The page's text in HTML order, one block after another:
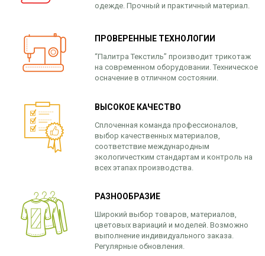
одежде. Прочный и практичный материал.
ПРОВЕРЕННЫЕ ТЕХНОЛОГИИ
“Палитра Текстиль” производит трикотаж
на современном оборудовании. Техническое
осначение в отличном состоянии.
ВЫСОКОЕ КАЧЕСТВО
Сплоченная команда профессионалов,
выбор качественных материалов,
соответствие международным
экологичестким стандартам и контроль на
всех этапах производства.
РАЗНООБРАЗИЕ
Широкий выбор товаров, материалов,
цветовых вариаций и моделей. Возможно
выполнение индивидуального заказа.
Регулярные обновления.